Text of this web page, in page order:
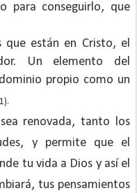
para conseguirlo, que
que están en Cristo, el
Un elemento del
propio como un
renovada, tanto los
y permite que el
tu vida a Dios y así el
tus pensamientos